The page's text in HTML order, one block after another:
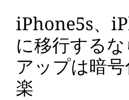
iPhone5s、
に移行する
アップは暗
楽